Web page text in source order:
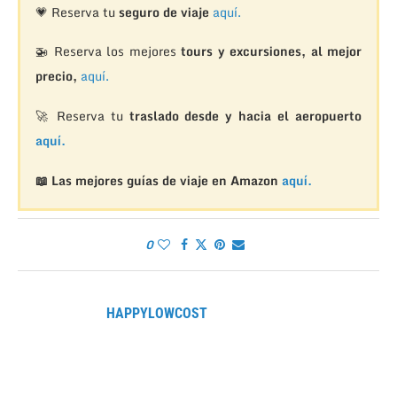
💗 Reserva tu seguro de viaje aquí.
🚁 Reserva los mejorestours y excursiones, al mejor
precio, aquí.
🚀 Reserva tu traslado desde y hacia el aeropuerto
aquí.
📖 Las mejores guías de viaje en Amazon aquí.
0
HAPPYLOWCOST